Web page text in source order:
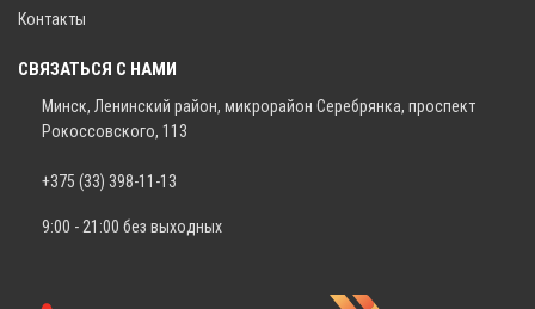
Контакты
СВЯЗАТЬСЯ С НАМИ
Минск, Ленинский район, микрорайон Серебрянка, проспект
Рокоссовского, 113
+375 (33) 398-11-13
9:00 - 21:00 без выходных